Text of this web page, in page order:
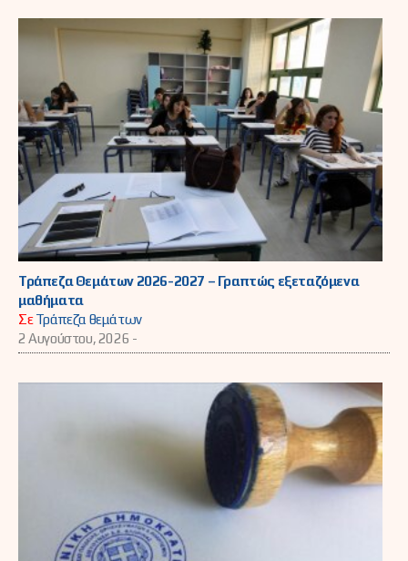
Τράπεζα Θεμάτων 2026-2027 – Γραπτώς εξεταζόμενα
μαθήματα
ΣεΤράπεζα θεμάτων
2 Αυγούστου, 2026 -